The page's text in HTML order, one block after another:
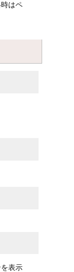
はペ
表示